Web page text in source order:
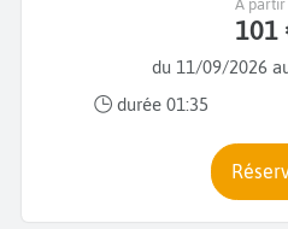
du 11/09/2026
durée 01:35
A partir
101